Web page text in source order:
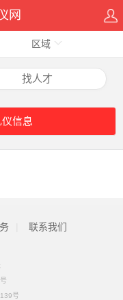
网
区域
找人才
信息
联系我们
号